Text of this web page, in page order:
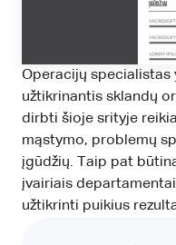
Operacijų specialistas
užtikrinantis sklandų
dirbti šioje srityje
mąstymo, problemų
įgūdžių. Taip pat
įvairiais
užtikrinti puikius